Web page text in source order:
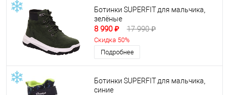
Ботинки SUPERFIT для мальчика,
зелёные
8 990 ₽ 17 990 ₽
Скидка 50%
Подробнее
Ботинки SUPERFIT для мальчика,
синие